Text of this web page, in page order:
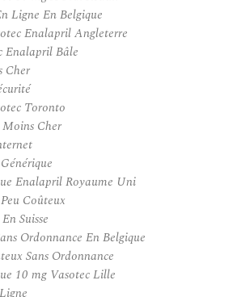
Ligne En Belgique
Enalapril Angleterre
Enalapril Bâle
Cher
Toronto
Cher
Enalapril Royaume Uni
Coûteux
Suisse
Ordonnance En Belgique
Sans Ordonnance
10 mg Vasotec Lille